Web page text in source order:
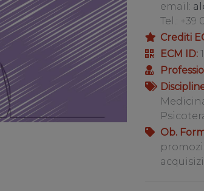
email:
Tel.: +39
Crediti
ECM ID:
Ob.